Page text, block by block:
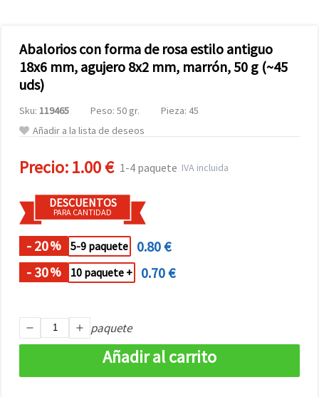
Abalorios con forma de rosa estilo antiguo
18x6 mm, agujero 8x2 mm, marrón, 50 g (~45
uds)
Sku: 119465 Peso: 50 gr.
Pieza: 45
Añadir a la lista de deseos
Precio:1.00 € 1-4 paquete IVA incluida
DESCUENTOS
PARA CANTIDAD
- 20% 5-9 paquete
0.80 €
- 30% 10 paquete + 0.70 €
paquete
Añadir al carrito